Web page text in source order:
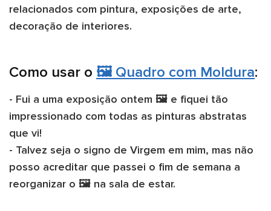
relacionados com pintura, exposições de arte,
decoração de interiores.
Como usar o 🖼️ Quadro com Moldura:
- Fui a uma exposição ontem 🖼️ e fiquei tão
impressionado com todas as pinturas abstratas
que vi!
- Talvez seja o signo de Virgem em mim, mas não
posso acreditar que passei o fim de semana a
reorganizar o 🖼️ na sala de estar.